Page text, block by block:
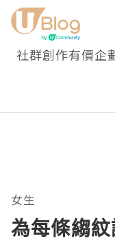
社群創作有價企
女生
為每條縐